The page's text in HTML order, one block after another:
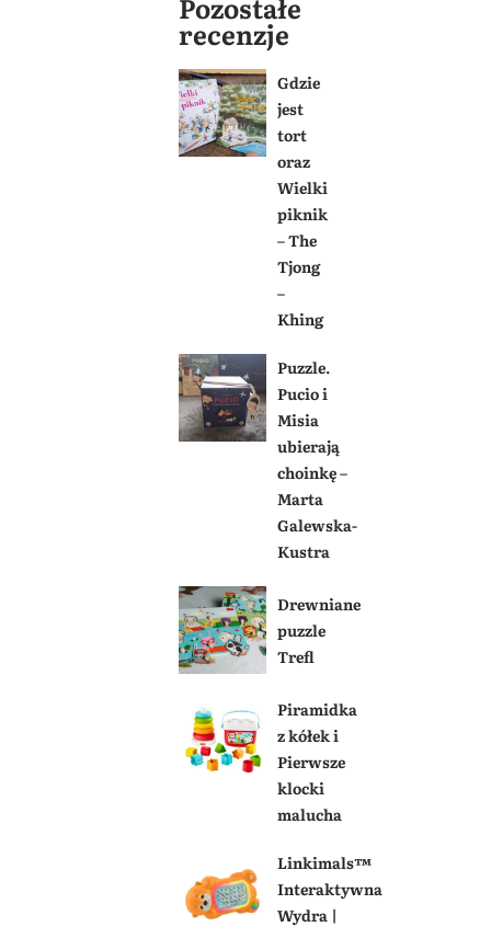
recenzje
Gdzie
jest
tort
oraz
Wielki
piknik
– The
Tjong
–
Khing
Puzzle.
Pucio i
Misia
ubierają
choinkę –
Marta
Galewska-
Kustra
Drewniane
puzzle
Trefl
Piramidka
z kółek i
Pierwsze
klocki
malucha
Linkimals™
Interaktywna
Wydra |